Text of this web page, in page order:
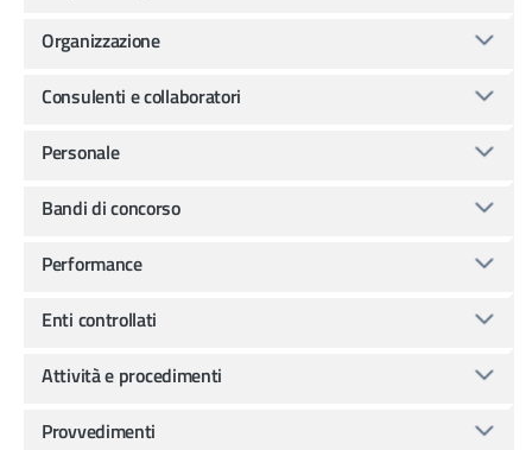
Organizzazione
Consulenti e collaboratori
Personale
Bandi di concorso
Performance
Enti controllati
Attività e procedimenti
Provvedimenti